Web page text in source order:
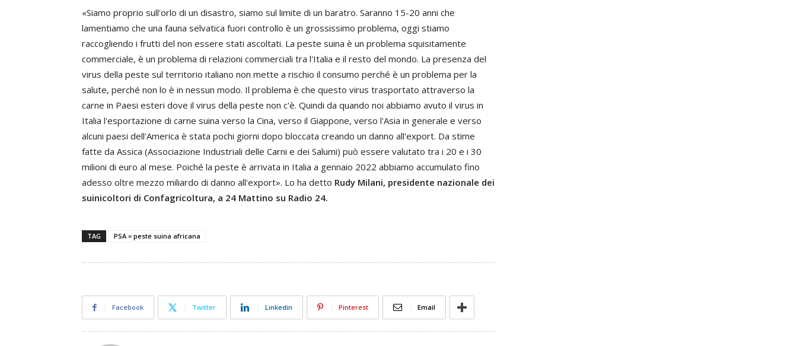
«Siamo proprio sull'orlo di un disastro, siamo sul limite di un baratro. Saranno 15-20 anni che
lamentiamo che una fauna selvatica fuori controllo è un grossissimo problema, oggi stiamo
raccogliendo i frutti del non essere stati ascoltati. La peste suina è un problema squisitamente
commerciale, è un problema di relazioni commerciali tra l'Italia e il resto del mondo. La presenza del
virus della peste sul territorio italiano non mette a rischio il consumo perché è un problema per la
salute, perché non lo è in nessun modo. Il problema è che questo virus trasportato attraverso la
carne in Paesi esteri dove il virus della peste non c'è. Quindi da quando noi abbiamo avuto il virus in
Italia l'esportazione di carne suina verso la Cina, verso il Giappone, verso l'Asia in generale e verso
alcuni paesi dell'America è stata pochi giorni dopo bloccata creando un danno all'export. Da stime
fatte da Assica (Associazione Industriali delle Carni e dei Salumi) può essere valutato tra i 20 e i 30
milioni di euro al mese. Poiché la peste è arrivata in Italia a gennaio 2022 abbiamo accumulato fino
adesso oltre mezzo miliardo di danno all'export». Lo ha detto Rudy Milani, presidente nazionale dei
suinicoltori di Confagricoltura, a 24 Mattino su Radio 24.
TAG PSA = peste suina africana
Facebook Twitter Linkedin Pinterest Email